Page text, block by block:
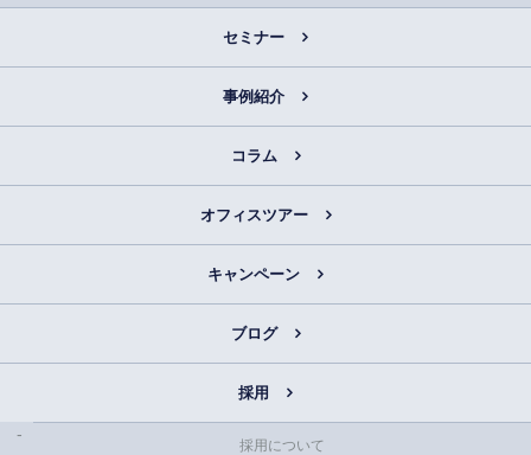
セミナー
事例紹介
コラム
オフィスツアー
キャンペーン
ブログ
採用
採用について